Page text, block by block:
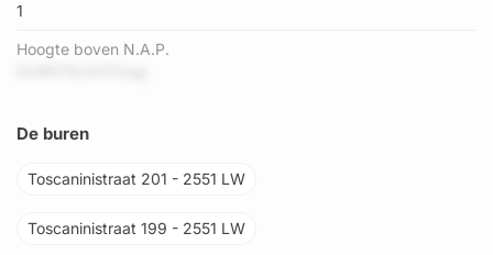
1
Hoogte boven N.A.P.
De buren
Toscaninistraat 201 - 2551 LW
Toscaninistraat 199 - 2551 LW